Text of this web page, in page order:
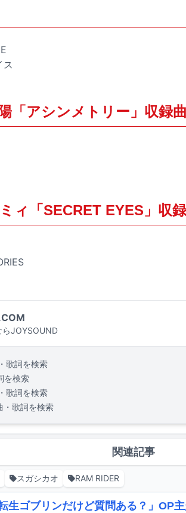
「アシンメトリー」収録曲
ィ「SECRET EYES」収
らJOYSOUND
歌詞を検索
を検索
歌詞を検索
・歌詞を検索
関連記事
スガシカオ RAM RIDER
生ゴブリンだけど質問ある？」OP